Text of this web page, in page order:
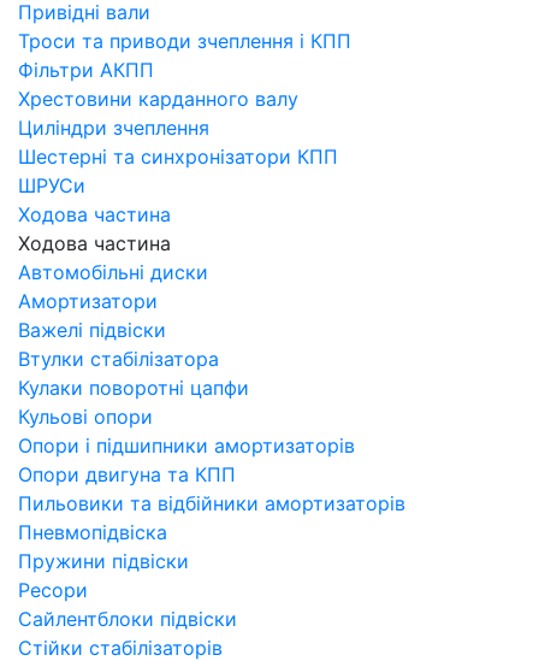
Привідні вали
Троси та приводи зчеплення і КПП
Фільтри АКПП
Хрестовини карданного валу
Циліндри зчеплення
Шестерні та синхронізатори КПП
ШРУСи
Ходова частина
Ходова частина
Автомобільні диски
Амортизатори
Важелі підвіски
Втулки стабілізатора
Кулаки поворотні цапфи
Кульові опори
Опори і підшипники амортизаторів
Опори двигуна та КПП
Пильовики та відбійники амортизаторів
Пневмопідвіска
Пружини підвіски
Ресори
Сайлентблоки підвіски
Стійки стабілізаторів